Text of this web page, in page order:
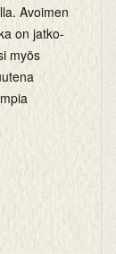
Avoimen
on jatko-
myös